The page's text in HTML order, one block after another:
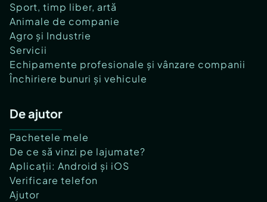
Sport, timp liber, artă
Animale de companie
Agro și Industrie
Servicii
Echipamente profesionale și vânzare companii
Închiriere bunuri și vehicule
De ajutor
Pachetele mele
De ce să vinzi pe lajumate?
Aplicații: Android și iOS
Verificare telefon
Ajutor